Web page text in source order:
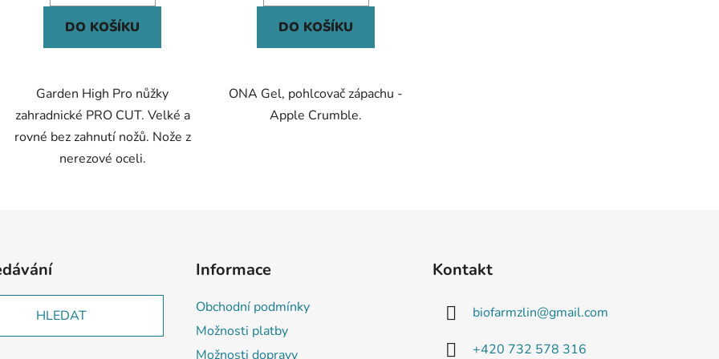
DO KOŠÍKU
Garden High Pro nůžky
zahradnické PRO CUT. Velké a
rovné bez zahnutí nožů. Nože z
nerezové oceli.
DO KOŠÍKU
ONA Gel, pohlcovač zápachu -
Apple Crumble.
HLEDAT
Informace
Obchodní podmínky
Možnosti platby
Možnosti dopravy
Kontakt
biofarmzlin@gmail.com
+420 732 578 316